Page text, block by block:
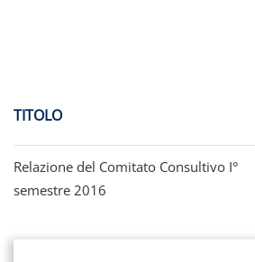
TITOLO
Relazione del Comitato Consultivo I°
semestre 2016